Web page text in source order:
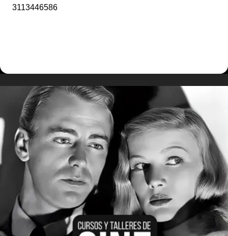
3113446586